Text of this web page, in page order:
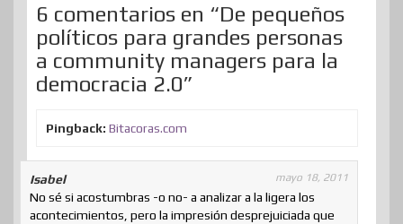
t
i
r
6 comentarios en “De pequeños
políticos para grandes personas
a community managers para la
democracia 2.0”
Pingback: Bitacoras.com
Isabel mayo 18, 2011
No sé si acostumbras -o no- a analizar a la ligera los
acontecimientos, pero la impresión desprejuiciada que